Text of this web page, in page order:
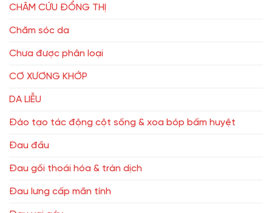
CHÂM CỨU ĐỔNG THỊ
Chăm sóc da
Chưa được phân loại
CƠ XƯƠNG KHỚP
DA LIỄU
Đào tạo tác động cột sống & xoa bóp bấm huyệt
Đau đầu
Đau gối thoái hóa & tràn dịch
Đau lưng cấp mãn tính